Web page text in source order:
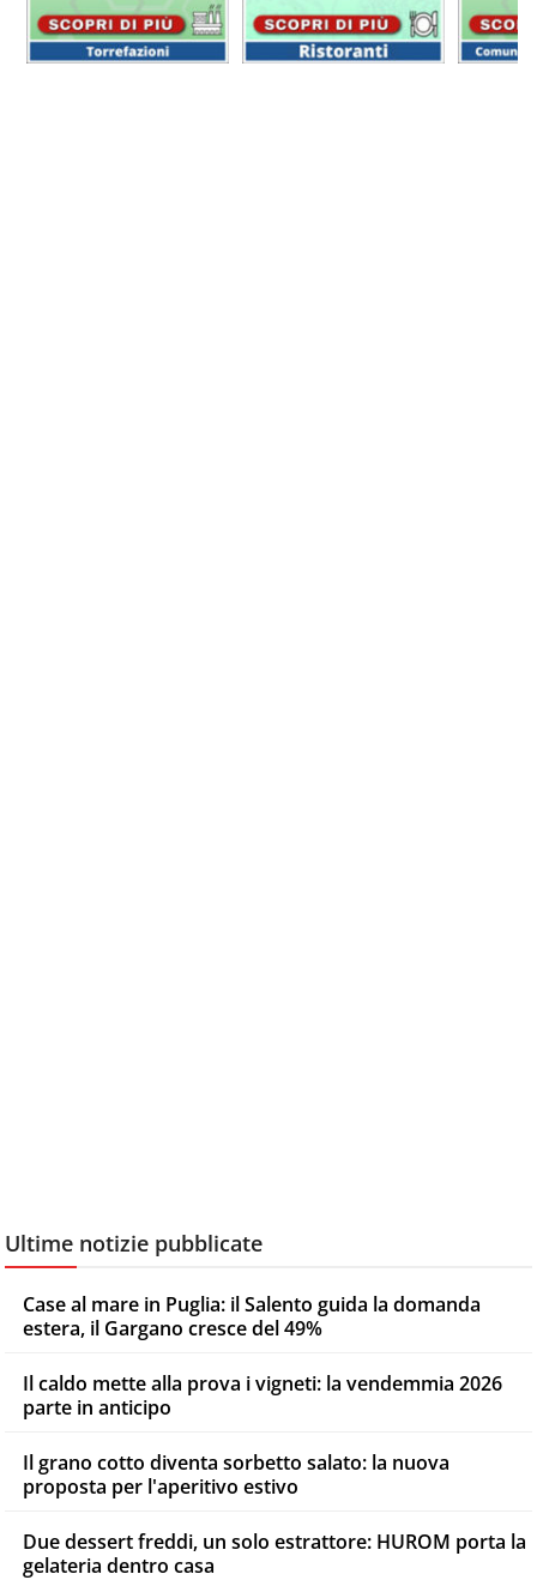
Ultime notizie pubblicate
Case al mare in Puglia: il Salento guida la domanda
estera, il Gargano cresce del 49%
Il caldo mette alla prova i vigneti: la vendemmia 2026
parte in anticipo
Il grano cotto diventa sorbetto salato: la nuova
proposta per l'aperitivo estivo
Due dessert freddi, un solo estrattore: HUROM porta la
gelateria dentro casa